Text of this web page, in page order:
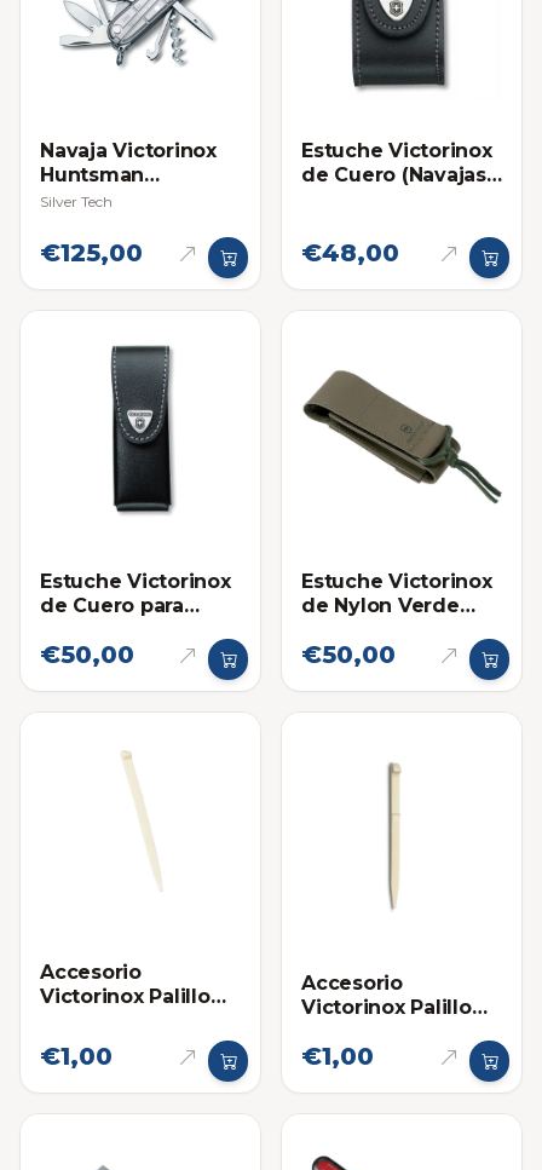
Navaja Victorinox
Huntsman
Multifuncional
Silver Tech
€125,00
Estuche Victorinox
de Cuero (Navajas
€48,00
Estuche Victorinox
de Cuero para
€50,00
Estuche Victorinox
de Nylon Verde
Grandes
€50,00
Accesorio
Victorinox Palillo
Grande para
Navajas
€1,00
Accesorio
Victorinox Palillo
Pequeño para
€1,00